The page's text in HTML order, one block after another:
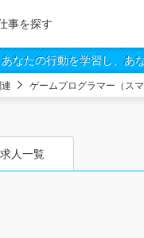
事を探す
なたの行動を学習し、あ
ゲームプログラマー（ス
人一覧